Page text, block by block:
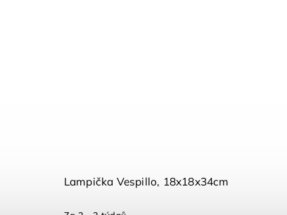
Lampička Vespillo, 18x18x34cm